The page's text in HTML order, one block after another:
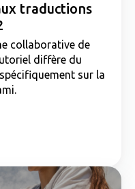
traductions
collaborative de
diffère du
sur la